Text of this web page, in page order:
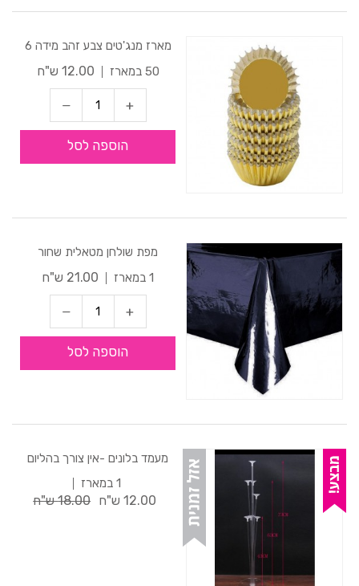
מארז מנג'טים צבע זהב מידה 6
50 במארז
12.00 ש"ח
הוספה לסל
מפת שולחן מטאלית שחור
1 במארז
21.00 ש"ח
הוספה לסל
מעמד בלונים -אין צורך בהליום
1 במארז
12.00 ש"ח 18.00 ש"ח